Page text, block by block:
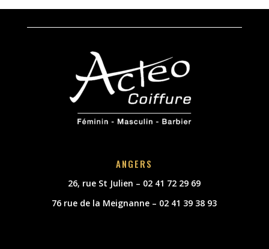
ANGERS
26, rue St Julien – 02 41 72 29 69
76 rue de la Meignanne – 02 41 39 38 93